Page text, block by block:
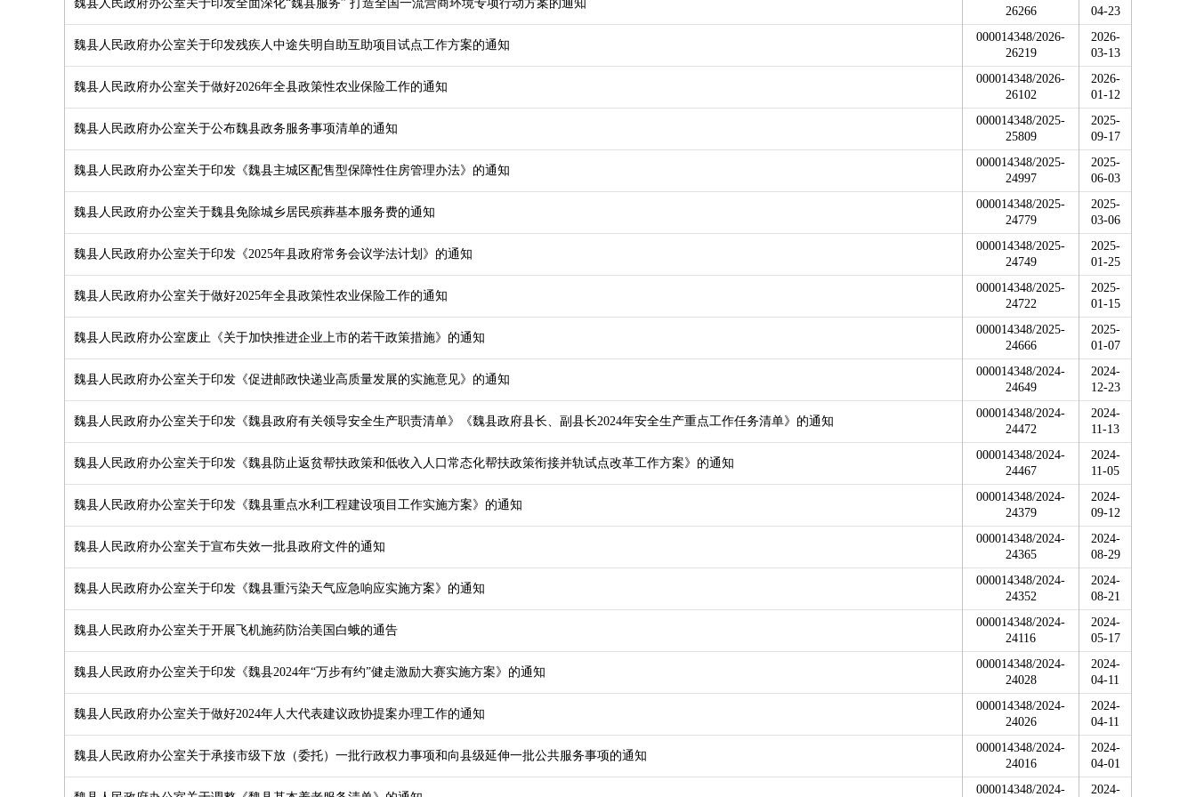
魏县人民政府办公室关于印发全面深化“魏县服务” 打造全国一流营商环境专项行动方案的通知
26266
04-23
魏县人民政府办公室关于印发残疾人中途失明自助互助项目试点工作方案的通知
000014348/2026-
26219
2026-
03-13
魏县人民政府办公室关于做好2026年全县政策性农业保险工作的通知
000014348/2026-
26102
2026-
01-12
魏县人民政府办公室关于公布魏县政务服务事项清单的通知
000014348/2025-
25809
2025-
09-17
魏县人民政府办公室关于印发《魏县主城区配售型保障性住房管理办法》的通知
000014348/2025-
24997
2025-
06-03
魏县人民政府办公室关于魏县免除城乡居民殡葬基本服务费的通知
000014348/2025-
24779
2025-
03-06
魏县人民政府办公室关于印发《2025年县政府常务会议学法计划》的通知
000014348/2025-
24749
2025-
01-25
魏县人民政府办公室关于做好2025年全县政策性农业保险工作的通知
000014348/2025-
24722
2025-
01-15
魏县人民政府办公室废止《关于加快推进企业上市的若干政策措施》的通知
000014348/2025-
24666
2025-
01-07
魏县人民政府办公室关于印发《促进邮政快递业高质量发展的实施意见》的通知
000014348/2024-
24649
2024-
12-23
魏县人民政府办公室关于印发《魏县政府有关领导安全生产职责清单》《魏县政府县长、副县长2024年安全生产重点工作任务清单》的通知
000014348/2024-
24472
2024-
11-13
魏县人民政府办公室关于印发《魏县防止返贫帮扶政策和低收入人口常态化帮扶政策衔接并轨试点改革工作方案》的通知
000014348/2024-
24467
2024-
11-05
魏县人民政府办公室关于印发《魏县重点水利工程建设项目工作实施方案》的通知
000014348/2024-
24379
2024-
09-12
魏县人民政府办公室关于宣布失效一批县政府文件的通知
000014348/2024-
24365
2024-
08-29
魏县人民政府办公室关于印发《魏县重污染天气应急响应实施方案》的通知
000014348/2024-
24352
2024-
08-21
魏县人民政府办公室关于开展飞机施药防治美国白蛾的通告
000014348/2024-
24116
2024-
05-17
魏县人民政府办公室关于印发《魏县2024年“万步有约”健走激励大赛实施方案》的通知
000014348/2024-
24028
2024-
04-11
魏县人民政府办公室关于做好2024年人大代表建议政协提案办理工作的通知
000014348/2024-
24026
2024-
04-11
魏县人民政府办公室关于承接市级下放（委托）一批行政权力事项和向县级延伸一批公共服务事项的通知
000014348/2024-
24016
2024-
04-01
000014348/2024- 2024-